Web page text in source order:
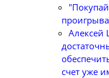
Алексей
счет уже